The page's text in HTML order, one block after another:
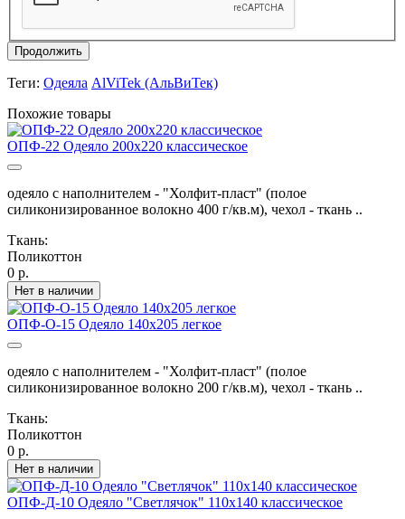
Продолжить
Теги: Одеяла AlViTek (АльВиТек)
Похожие товары
ОПФ-22 Одеяло 200х220 классическое
одеяло с наполнителем - "Холфит-пласт" (полое
силиконизированное волокно 400 г/кв.м), чехол - ткань ..
Ткань:
Поликоттон
0 р.
Нет в наличии
ОПФ-О-15 Одеяло 140х205 легкое
одеяло с наполнителем - "Холфит-пласт" (полое
силиконизированное волокно 200 г/кв.м), чехол - ткань ..
Ткань:
Поликоттон
0 р.
Нет в наличии
ОПФ-Д-10 Одеяло "Светлячок" 110х140 классическое